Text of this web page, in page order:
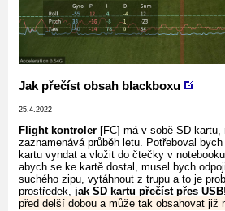
Jak přečíst obsah blackboxu
25.4.2022
Flight kontroler [FC] má v sobě SD kartu,
zaznamenává průběh letu. Potřeboval
kartu vyndat a vložit do čtečky v
abych se ke kartě dostal, musel bych
suchého zipu, vytáhnout z trupu a to je
prostředek, jak SD kartu přečíst přes USB!
před delší dobou a může tak obsahovat již